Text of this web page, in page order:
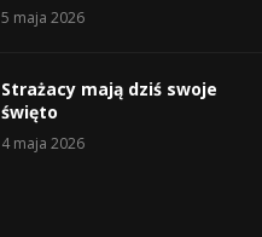
5 maja 2026
Strażacy mają dziś swoje
święto
4 maja 2026